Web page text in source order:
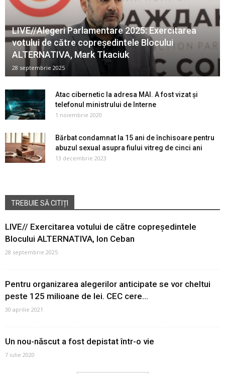
LIVE//Alegeri Parlamentare 2025: Exercitarea
votului de către copreședintele Blocului
ALTERNATIVA, Mark Tkaciuk
28 septembrie 2025
Atac cibernetic la adresa MAI. A fost vizat și
telefonul ministrului de Interne
1 noiembrie 2020
Bărbat condamnat la 15 ani de închisoare pentru
abuzul sexual asupra fiului vitreg de cinci ani
13 decembrie 2023
TREBUIE SĂ CITIȚI
LIVE// Exercitarea votului de către copreședintele
Blocului ALTERNATIVA, Ion Ceban
28 septembrie 2025
Pentru organizarea alegerilor anticipate se vor cheltui
peste 125 milioane de lei. CEC cere...
30 aprilie 2021
Un nou-născut a fost depistat într-o vie
7 iulie 2020